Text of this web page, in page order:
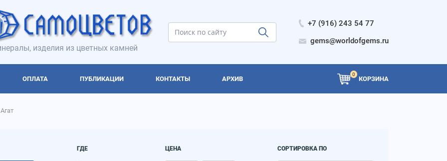
изделия из цветных камней
+7 (916) 243 54 77
gems@worldofgems.ru
ОПЛАТА ПУБЛИКАЦИИ КОНТАКТЫ АРХИВ
0
КОРЗИНА
Агат
ГДЕ ЦЕНА СОРТИРОВКА ПО